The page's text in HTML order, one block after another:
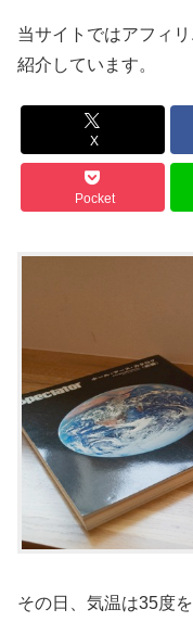
当サイトではアフィ
紹介しています。
X
Pocket
その日、気温は35度